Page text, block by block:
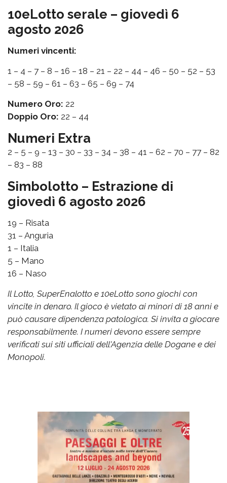
10eLotto serale – giovedì 6
agosto 2026
Numeri vincenti:
1 – 4 – 7 – 8 – 16 – 18 – 21 – 22 – 44 – 46 – 50 – 52 – 53
– 58 – 59 – 61 – 63 – 65 – 69 – 74
Numero Oro: 22
Doppio Oro: 22 – 44
Numeri Extra
2 – 5 – 9 – 13 – 30 – 33 – 34 – 38 – 41 – 62 – 70 – 77 – 82
– 83 – 88
Simbolotto – Estrazione di
giovedì 6 agosto 2026
19 – Risata
31 – Anguria
1 – Italia
5 – Mano
16 – Naso
Il Lotto, SuperEnalotto e 10eLotto sono giochi con
vincite in denaro. Il gioco è vietato ai minori di 18 anni e
può causare dipendenza patologica. Si invita a giocare
responsabilmente. I numeri devono essere sempre
verificati sui siti ufficiali dell'Agenzia delle Dogane e dei
Monopoli.